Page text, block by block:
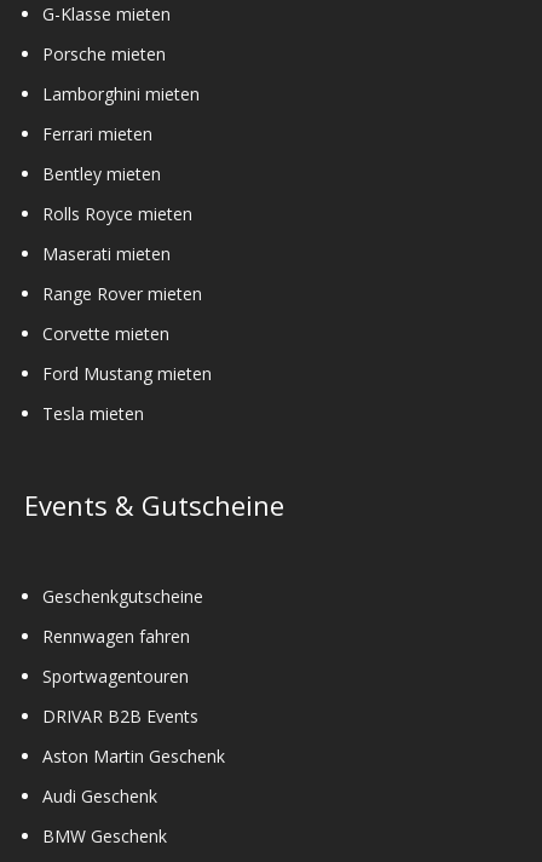
G-Klasse mieten
Porsche mieten
Lamborghini mieten
Ferrari mieten
Bentley mieten
Rolls Royce mieten
Maserati mieten
Range Rover mieten
Corvette mieten
Ford Mustang mieten
Tesla mieten
Events & Gutscheine
Geschenkgutscheine
Rennwagen fahren
Sportwagentouren
DRIVAR B2B Events
Aston Martin Geschenk
Audi Geschenk
BMW Geschenk